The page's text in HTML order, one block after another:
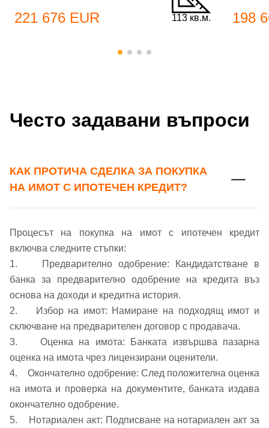
Забравена парола?
Вход като гост
или използвай профил
Вход с Google
Вход с Facebook
221 676 EUR 113 кв.м. 198
Често задавани въпроси
КАК ПРОТИЧА СДЕЛКА ЗА ПОКУПКА
НА ИМОТ С ИПОТЕЧЕН КРЕДИТ?
Процесът на покупка на имот с ипотечен кредит
включва следните стъпки:
1. Предварително одобрение: Кандидатстване в
банка за предварително одобрение на кредита въз
основа на доходи и кредитна история.
2. Избор на имот: Намиране на подходящ имот и
сключване на предварителен договор с продавача.
3. Оценка на имота: Банката извършва пазарна
оценка на имота чрез лицензирани оценители.
4. Окончателно одобрение: След положителна оценка
на имота и проверка на документите, банката издава
окончателно одобрение.
5. Нотариален акт: Подписване на нотариален акт за
Имейл адрес*
Телефон*
Вашето запитване стигна до нас. Ще
се обадим възможно най-бързо.